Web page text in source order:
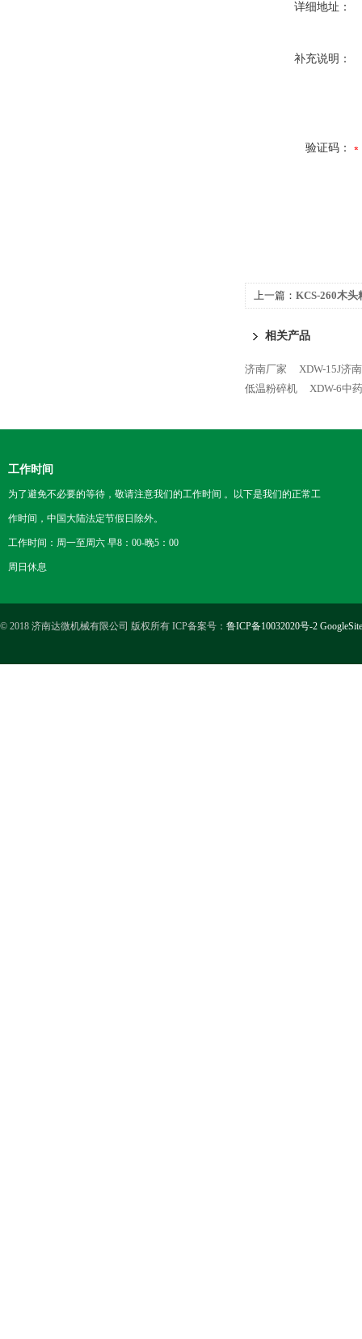
详细地址：
补充说明：
验证码：
上一篇： KCS-260木头
相关产品
济南厂家
XDW-15J济
低温粉碎机
XDW-6中
工作时间
为了避免不必要的等待，敬请注意我们的工作时间 。以下是我们的正常工
作时间，中国大陆法定节假日除外。
工作时间：周一至周六 早8：00-晚5：00
周日休息
© 2018 济南达微机械有限公司 版权所有 ICP备案号： 鲁ICP备10032020号-2